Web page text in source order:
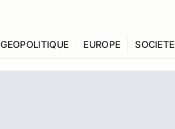
GEOPOLITIQUE EUROPE SOCIETE